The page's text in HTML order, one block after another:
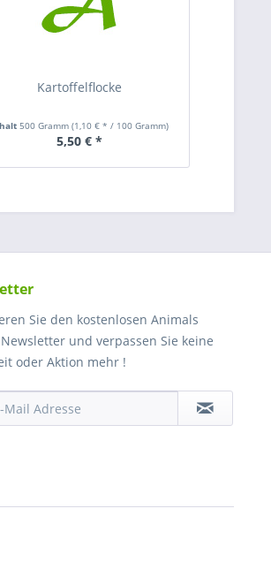
Kartoffelflocke
500 Gramm(1,10 € * / 100 Gramm)
5,50 € *
Sie den kostenlosen Animals
und verpassen Sie keine
oder Aktion mehr !